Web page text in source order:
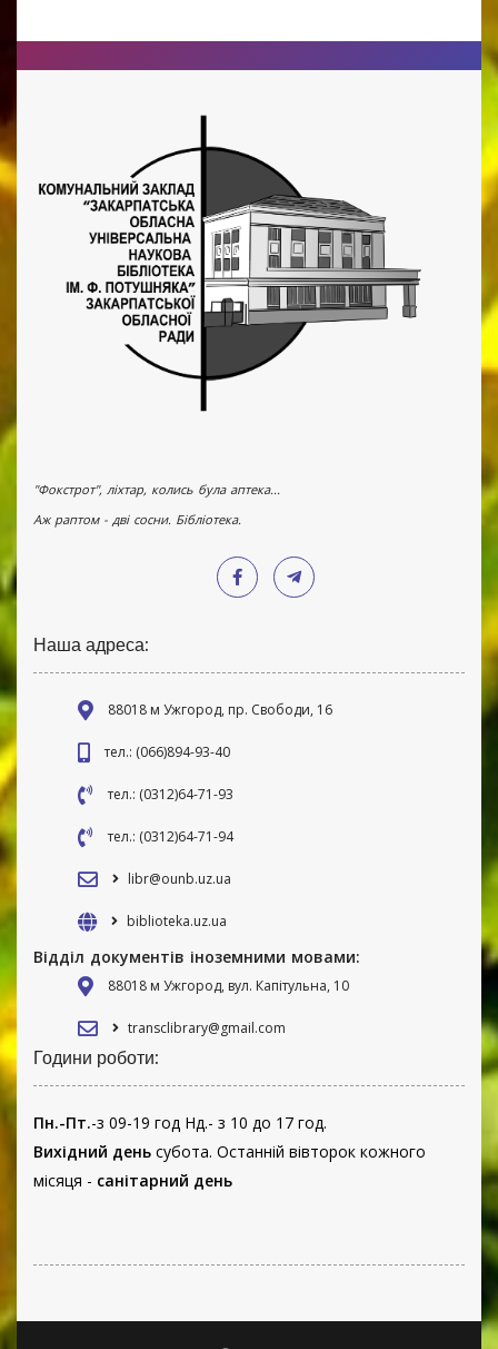
"Фокстрот", ліхтар, колись була аптека...
Аж раптом - дві сосни. Бібліотека.
Наша адреса:
88018 м Ужгород, пр. Свободи, 16
тел.: (066)894-93-40
тел.: (0312)64-71-93
тел.: (0312)64-71-94
libr@ounb.uz.ua
biblioteka.uz.ua
Відділ документів іноземними мовами:
88018 м Ужгород, вул. Капітульна, 10
transclibrary@gmail.com
Години роботи:
Пн.-Пт.-з 09-19 год Нд.- з 10 до 17 год.
Вихідний день субота. Останній вівторок кожного
місяця - санітарний день